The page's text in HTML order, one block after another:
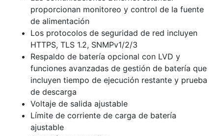
proporcionan monitoreo y control de la fuente
de alimentación
Los protocolos de seguridad de red incluyen
HTTPS, TLS 1.2, SNMPv1/2/3
Respaldo de batería opcional con LVD y
funciones avanzadas de gestión de batería que
incluyen tiempo de ejecución restante y prueba
de descarga
Voltaje de salida ajustable
Límite de corriente de carga de batería
ajustable